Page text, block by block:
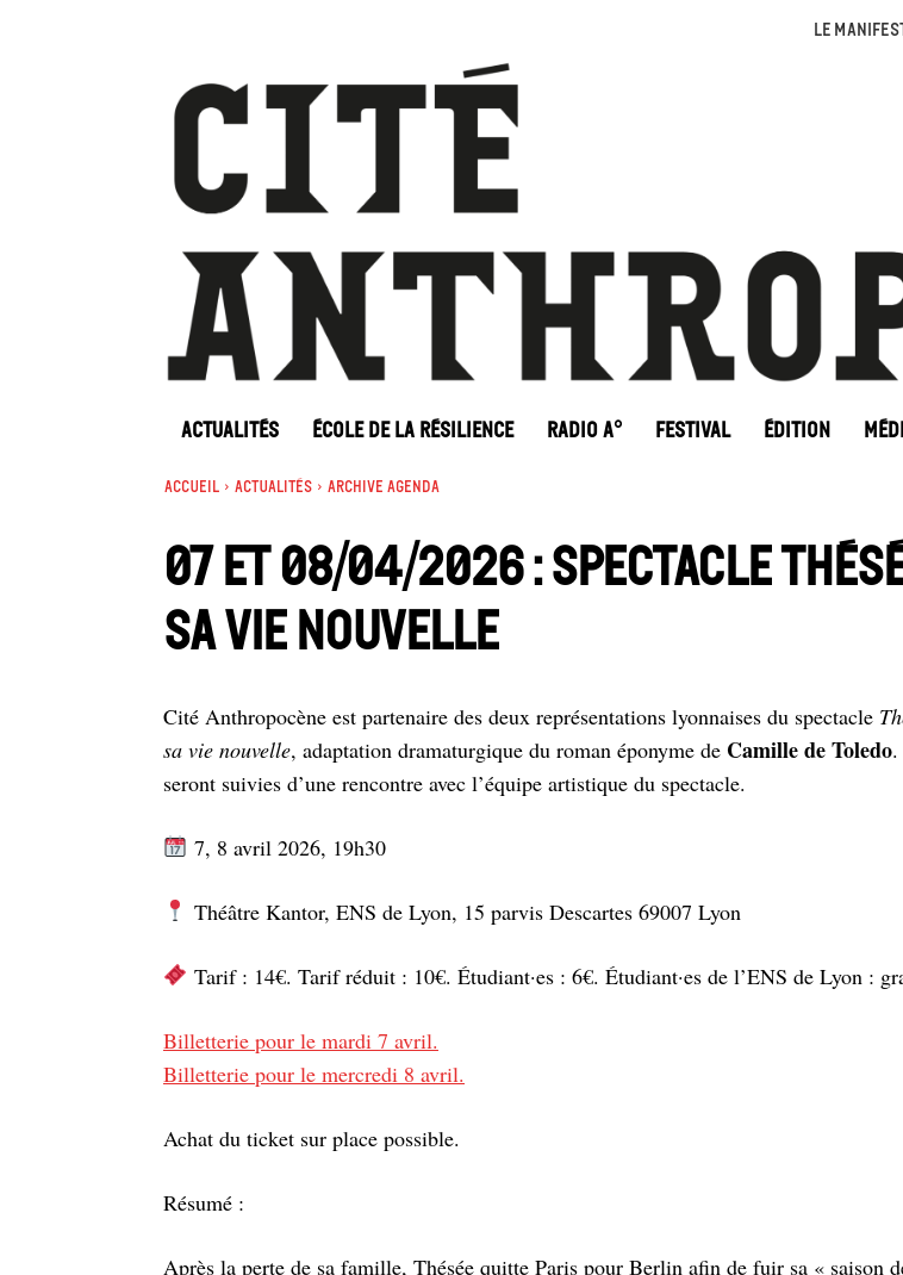
LE
ACTUALITÉS ÉCOLE DE LA RÉSILIENCE RADIO A° FESTIVAL ÉDITION
Accueil Actualités Archive Agenda
07 et 08/04/2026 : Spectacle
Sa vie nouvelle
Cité Anthropocène est partenaire des deux représentations lyonnaises du spectacle
sa vie nouvelle, adaptation dramaturgique du roman éponyme de Camille de Toledo
seront suivies d’une rencontre avec l’équipe artistique du spectacle.
7, 8 avril 2026, 19h30
Théâtre Kantor, ENS de Lyon, 15 parvis Descartes 69007 Lyon
Tarif : 14€. Tarif réduit : 10€. Étudiant·es : 6€. Étudiant·es de l’ENS de Lyon :
Billetterie pour le mardi 7 avril.
Billetterie pour le mercredi 8 avril.
Achat du ticket sur place possible.
Résumé :
Après la perte de sa famille, Thésée quitte Paris pour Berlin afin de fuir sa « saison